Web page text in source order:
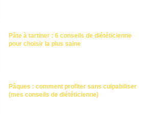
Pâte à tartiner : 6 conseils de diététicienne
pour choisir la plus saine
Pâques : comment profiter sans culpabiliser
(mes conseils de diététicienne)